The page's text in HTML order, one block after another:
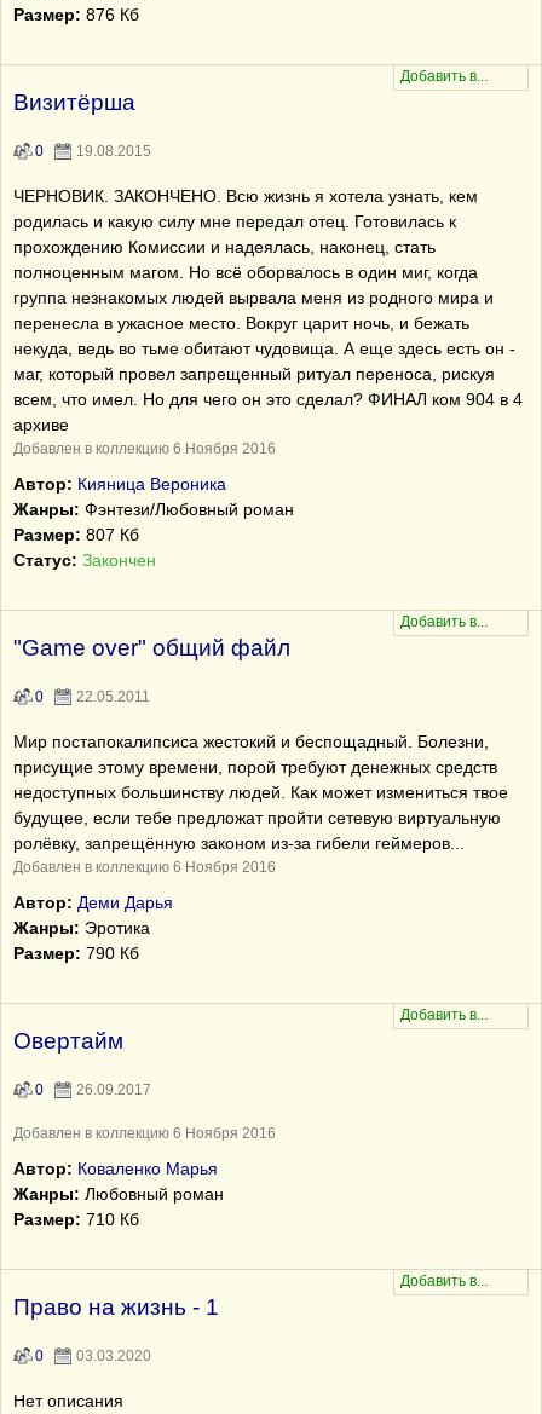
Размер: 876 Кб
Визитёрша
0 19.08.2015
ЧЕРНОВИК. ЗАКОНЧЕНО. Всю жизнь я хотела узнать, кем
родилась и какую силу мне передал отец. Готовилась к
прохождению Комиссии и надеялась, наконец, стать
полноценным магом. Но всё оборвалось в один миг, когда
группа незнакомых людей вырвала меня из родного мира и
перенесла в ужасное место. Вокруг царит ночь, и бежать
некуда, ведь во тьме обитают чудовища. А еще здесь есть он -
маг, который провел запрещенный ритуал переноса, рискуя
всем, что имел. Но для чего он это сделал? ФИНАЛ ком 904 в 4
архиве
Добавлен в коллекцию 6 Ноября 2016
Автор: Кияница Вероника
Жанры: Фэнтези/Любовный роман
Размер: 807 Кб
Статус: Закончен
"Game over" общий файл
0 22.05.2011
Мир постапокалипсиса жестокий и беспощадный. Болезни,
присущие этому времени, порой требуют денежных средств
недоступных большинству людей. Как может измениться твое
будущее, если тебе предложат пройти сетевую виртуальную
ролёвку, запрещённую законом из-за гибели геймеров...
Добавлен в коллекцию 6 Ноября 2016
Автор: Деми Дарья
Жанры: Эротика
Размер: 790 Кб
Овертайм
0 26.09.2017
Добавлен в коллекцию 6 Ноября 2016
Автор: Коваленко Марья
Жанры: Любовный роман
Размер: 710 Кб
Право на жизнь - 1
0 03.03.2020
Нет описания